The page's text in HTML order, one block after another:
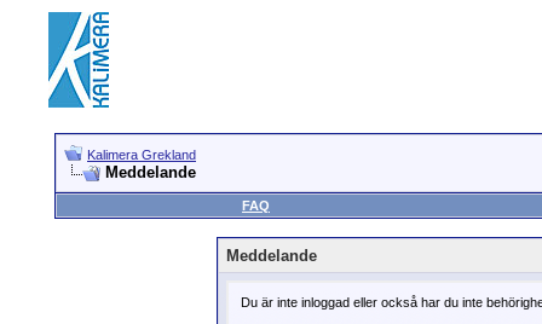
Kalimera Grekland
Meddelande
FAQ
Meddelande
Du är inte inloggad eller också har du inte